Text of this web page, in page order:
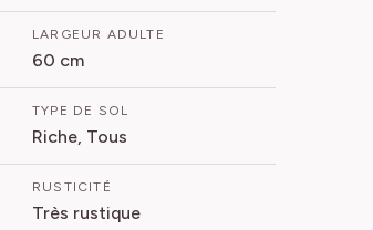
LARGEUR ADULTE
60 cm
TYPE DE SOL
Riche, Tous
RUSTICITÉ
Très rustique